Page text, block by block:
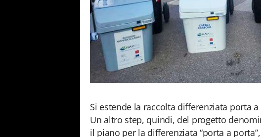
Si estende la raccolta differenziata porta
Un altro step, quindi, del progetto
il piano per la differenziata “porta a